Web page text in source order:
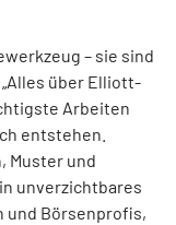
– sie sind
über Elliott-
Arbeiten
entstehen.
Muster und
unverzichtbares
und Börsenprofis,